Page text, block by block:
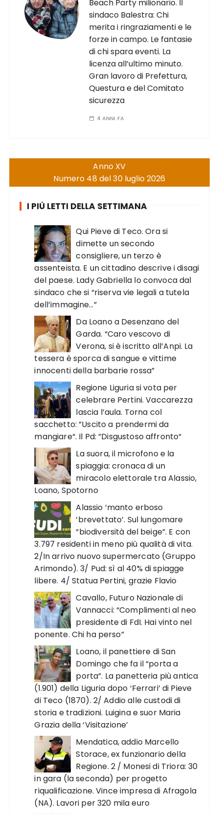
Beach Party milionario. Il
sindaco Balestra: Chi
merita i ringraziamenti e le
forze in campo. Le fantasie
di chi spara eventi. La
licenza all’ultimo minuto.
Gran lavoro di Prefettura,
Questura e del Comitato
sicurezza
4 ANNI FA
Anno XV
Numero 48 del 30 luglio 2026
I PIÙ LETTI DELLA SETTIMANA
Qui Pieve di Teco. Ora si
dimette un secondo
consigliere, un terzo è
assenteista. E un cittadino descrive i disagi
del paese. Lady Gabriella lo convoca dal
sindaco che si “riserva vie legali a tutela
dell’immagine…”
Da Loano a Desenzano del
Garda. “Caro vescovo di
Verona, si è iscritto all’Anpi. La
tessera è sporca di sangue e vittime
innocenti della barbarie rossa”
Regione Liguria si vota per
celebrare Pertini. Vaccarezza
lascia l’aula. Torna col
sacchetto: ”Uscito a prendermi da
mangiare“. Il Pd: ”Disgustoso affronto“
La suora, il microfono e la
spiaggia: cronaca di un
miracolo elettorale tra Alassio,
Loano, Spotorno
Alassio ‘manto erboso
‘brevettato’. Sul lungomare
“biodiversità del beige”. E con
3.797 residenti in meno più qualità di vita.
2/In arrivo nuovo supermercato (Gruppo
Arimondo). 3/ Pud: sì al 40% di spiagge
libere. 4/ Statua Pertini, grazie Flavio
Cavallo, Futuro Nazionale di
Vannacci: “Complimenti al neo
presidente di FdI. Hai vinto nel
ponente. Chi ha perso”
Loano, il panettiere di San
Domingo che fa il “porta a
porta”. La panetteria più antica
(1.901) della Liguria dopo ‘Ferrari’ di Pieve
di Teco (1870). 2/ Addio alle custodi di
storia e tradizioni. Luigina e suor Maria
Grazia della ‘Visitazione’
Mendatica, addio Marcello
Storace, ex funzionario della
Regione. 2 / Monesi di Triora: 30
in gara (la seconda) per progetto
riqualificazione. Vince impresa di Afragola
(NA). Lavori per 320 mila euro